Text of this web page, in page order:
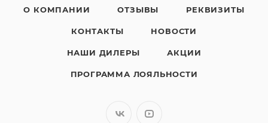
О КОМПАНИИ ОТЗЫВЫ РЕКВИЗИТЫ
КОНТАКТЫ НОВОСТИ
НАШИ ДИЛЕРЫ АКЦИИ
ПРОГРАММА ЛОЯЛЬНОСТИ